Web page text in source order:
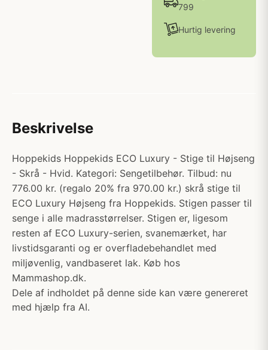
799
Hurtig levering
Beskrivelse
Hoppekids Hoppekids ECO Luxury - Stige til Højseng
- Skrå - Hvid. Kategori: Sengetilbehør. Tilbud: nu
776.00 kr. (regalo 20% fra 970.00 kr.) skrå stige til
ECO Luxury Højseng fra Hoppekids. Stigen passer til
senge i alle madrasstørrelser. Stigen er, ligesom
resten af ECO Luxury-serien, svanemærket, har
livstidsgaranti og er overfladebehandlet med
miljøvenlig, vandbaseret lak. Køb hos
Mammashop.dk.
Dele af indholdet på denne side kan være genereret
med hjælp fra AI.